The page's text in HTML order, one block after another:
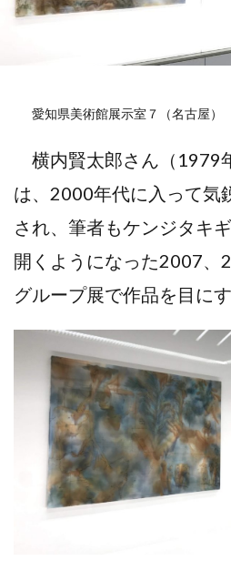
愛知県美術館展示室７（名古屋
横内賢太郎さん（1979
は、2000年代に入って気
され、筆者もケンジタキ
開くようになった2007、
グループ展で作品を目に